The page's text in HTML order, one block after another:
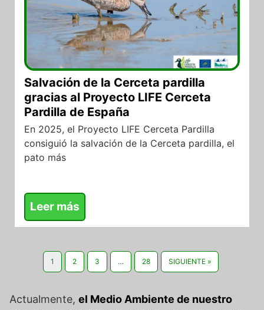
Salvación de la Cerceta pardilla
gracias al Proyecto LIFE Cerceta
Pardilla de España
En 2025, el Proyecto LIFE Cerceta Pardilla
consiguió la salvación de la Cerceta pardilla, el
pato más
Leer más
1 2 3 … 28 SIGUIENTE »
Actualmente, el Medio Ambiente de nuestro